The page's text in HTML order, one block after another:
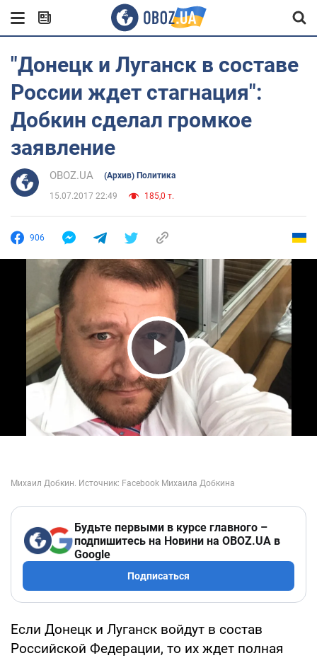
"Донецк и Луганск в составе
России ждет стагнация":
Добкин сделал громкое
заявление
OBOZ.UA (Архив) Политика
15.07.2017 22:49 185,0 т.
906
Play Video
Будьте первыми в курсе главного –
подпишитесь на Новини на OBOZ.UA в
Google
Подписаться
Если Донецк и Луганск войдут в состав
Российской Федерации, то их ждет полная